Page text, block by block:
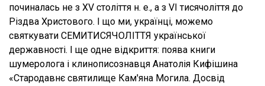
починалась не з XV століття н. е., а з VI тисячоліття до
Різдва Христового. І що ми, українці, можемо
святкувати СЕМИТИСЯЧОЛІТТЯ української
державності. І ще одне відкриття: поява книги
шумеролога і клинописознавця Анатолія Кифішина
«Стародавнє святилище Кам'яна Могила. Досвід